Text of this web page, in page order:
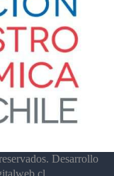
Desarrollo